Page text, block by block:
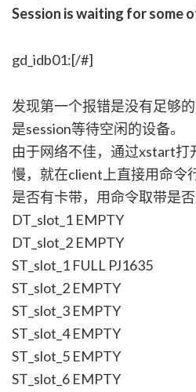
Session is waiting for some
gd_idb01:[/#]
发现第一个报错是没有足够
是session等待空闲的设备。
由于网络不佳，通过xstart打
慢，就在client上直接用命令
是否有卡带，用命令取带是否
DT_slot_1 EMPTY
DT_slot_2 EMPTY
ST_slot_1 FULL PJ1635
ST_slot_2 EMPTY
ST_slot_3 EMPTY
ST_slot_4 EMPTY
ST_slot_5 EMPTY
ST_slot_6 EMPTY